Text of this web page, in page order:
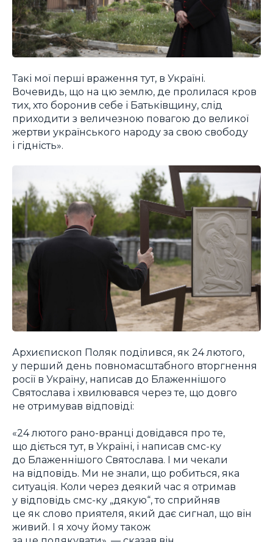
Такі мої перші враження тут, в Україні.
Вочевидь, що на цю землю, де пролилася кров
тих, хто боронив себе і Батьківщину, слід
приходити з величезною повагою до великої
жертви українського народу за свою свободу
і гідність».
Архиєпископ Поляк поділився, як 24 лютого,
у перший день повномасштабного вторгнення
росії в Україну, написав до Блаженнішого
Святослава і хвилювався через те, що довго
не отримував відповіді:
«24 лютого рано-вранці довідався про те,
що діється тут, в Україні, і написав смс-ку
до Блаженнішого Святослава. І ми чекали
на відповідь. Ми не знали, що робиться, яка
ситуація. Коли через деякий час я отримав
у відповідь смс-ку „дякую“, то сприйняв
це як слово приятеля, який дає сигнал, що він
живий. І я хочу йому також